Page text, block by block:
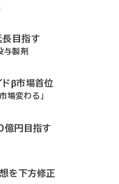
長目指す
与製剤
ドβ市場首位
場変わる」
億円目指す
想を下方修正